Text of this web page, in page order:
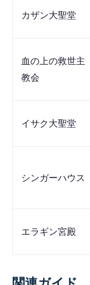
カザン大聖堂
血の上の救世主
教会
イサク大聖堂
シンガーハウス
エラギン宮殿